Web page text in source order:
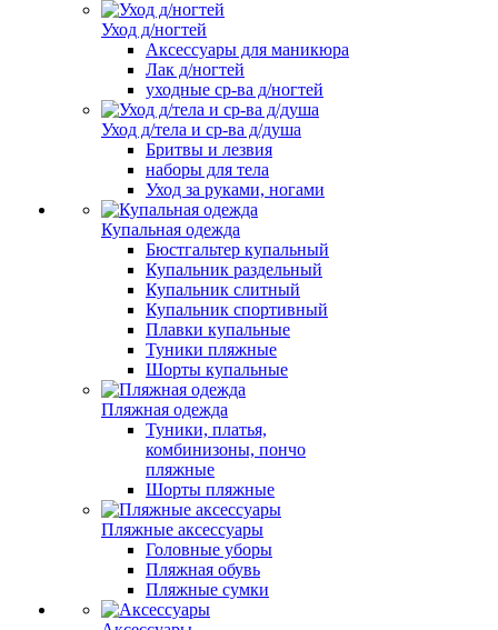
Уход д/ногтей
Аксессуары для маникюра
Лак д/ногтей
уходные ср-ва д/ногтей
Уход д/тела и ср-ва д/душа
Бритвы и лезвия
наборы для тела
Уход за руками, ногами
Купальная одежда
Бюстгальтер купальный
Купальник раздельный
Купальник слитный
Купальник спортивный
Плавки купальные
Туники пляжные
Шорты купальные
Пляжная одежда
Туники, платья,
комбинизоны, пончо
пляжные
Шорты пляжные
Пляжные аксессуары
Головные уборы
Пляжная обувь
Пляжные сумки